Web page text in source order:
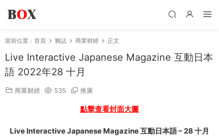
當前位置： 首頁 雜誌 商業财經 正文
Live Interactive Japanese Magazine 互動日本
語 2022年28 十月
商業财經 535 推廣
點擊查看封面大圖
Live Interactive Japanese Magazine 互動日本語 – 28 十月